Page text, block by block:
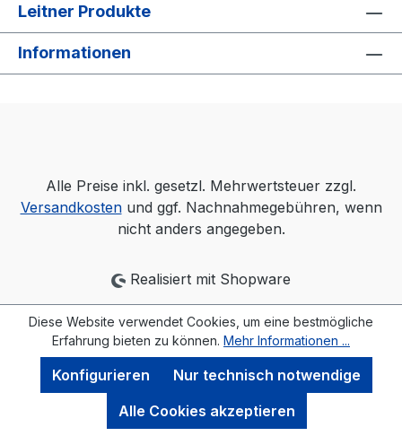
Leitner Produkte
Informationen
Alle Preise inkl. gesetzl. Mehrwertsteuer zzgl.
Versandkostenund ggf. Nachnahmegebühren, wenn
nicht anders angegeben.
Realisiert mit Shopware
Diese Website verwendet Cookies, um eine bestmögliche
Erfahrung bieten zu können. Mehr Informationen ...
Nur technisch notwendige
Konfigurieren
Alle Cookies akzeptieren